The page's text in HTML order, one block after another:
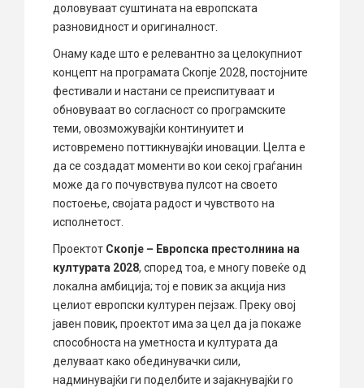
доловуваат суштината на европската
разновидност и оригиналност.
Онаму каде што е релевантно за целокупниот
концепт на програмата Скопје 2028, постојните
фестивали и настани се преиспитуваат и
обновуваат во согласност со програмските
теми, овозможувајќи континуитет и
истовремено поттикнувајќи иновации. Целта е
да се создадат моменти во кои секој граѓанин
може да го почувствува пулсот на своето
постоење, својата радост и чувството на
исполнетост.
Проектот Скопје – Европска престолнина на
културата 2028, според тоа, е многу повеќе од
локална амбиција; тој е повик за акција низ
целиот европски културен пејзаж. Преку овој
јавен повик, проектот има за цел да ја покаже
способноста на уметноста и културата да
делуваат како обединувачки сили,
надминувајќи ги поделбите и зајакнувајќи го